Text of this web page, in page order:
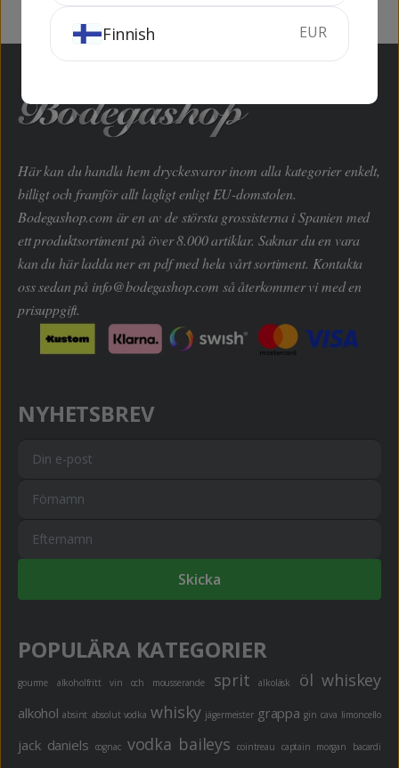
Här kan du handla hem dryckesvaror inom alla kategorier enkelt,
billigt och framför allt lagligt enligt EU-domstolen.
Bodegashop.com är en av de största grossisterna i Spanien med
ett produktsortiment på över 8.000 artiklar. Saknar du en vara
kan du här ladda ner en pdf med hela vårt sortiment. Kontakta
oss sedan på info@bodegashop.com så återkommer vi med en
prisuppgift.
NYHETSBREV
Skicka
POPULÄRA KATEGORIER
gourme alkoholfritt vin och mousserande sprit alkoläsk öl whiskey
alkohol absint absolut vodka whisky jägermeister grappa gin cava limoncello
jack daniels cognac vodka baileys cointreau captain morgan bacardi
Finnish EUR